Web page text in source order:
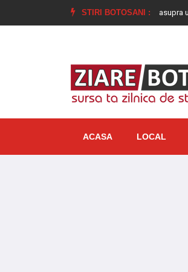
STIRI BOTOSANI :
la închisoare pentru viol asupra unui minor
ACASA LOCAL